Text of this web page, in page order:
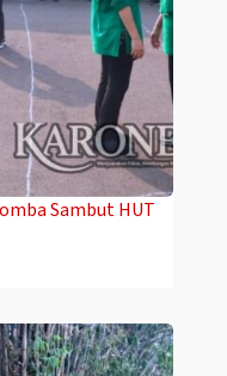
Sambut HUT